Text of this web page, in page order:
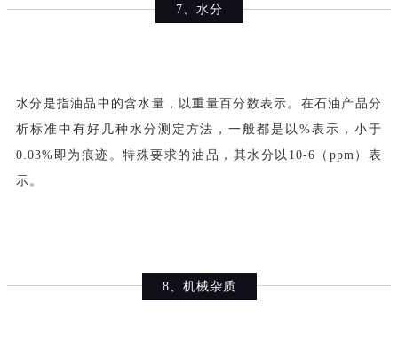
7、水分
水分是指油品中的含水量，以重量百分数表示。在石油产品分
析标准中有好几种水分测定方法，一般都是以%表示，小于
0.03%即为痕迹。特殊要求的油品，其水分以10-6（ppm）表
示。
8、机械杂质